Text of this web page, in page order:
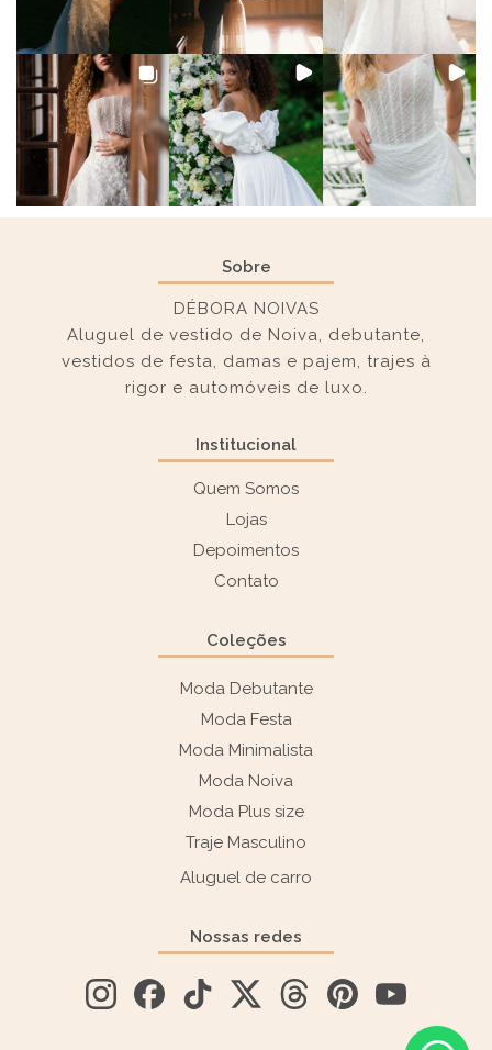
Sobre
DÉBORA NOIVAS
Aluguel de vestido de Noiva, debutante,
vestidos de festa, damas e pajem, trajes à
rigor e automóveis de luxo.
Institucional
Quem Somos
Lojas
Depoimentos
Contato
Coleções
Moda Debutante
Moda Festa
Moda Minimalista
Moda Noiva
Moda Plus size
Traje Masculino
Aluguel de carro
Nossas redes